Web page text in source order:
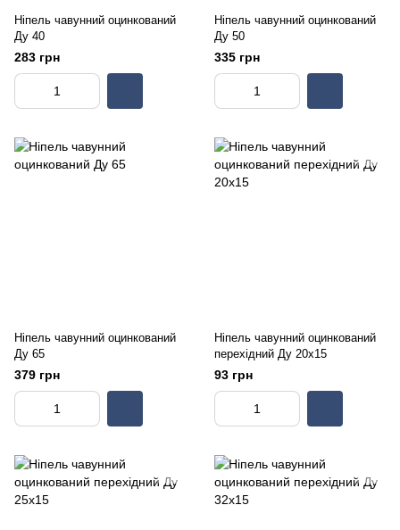
Ніпель чавунний оцинкований
Ду 40
283 грн
Ніпель чавунний оцинкований
Ду 50
335 грн
Ніпель чавунний оцинкований
Ду 65
379 грн
Ніпель чавунний оцинкований
перехідний Ду 20х15
93 грн